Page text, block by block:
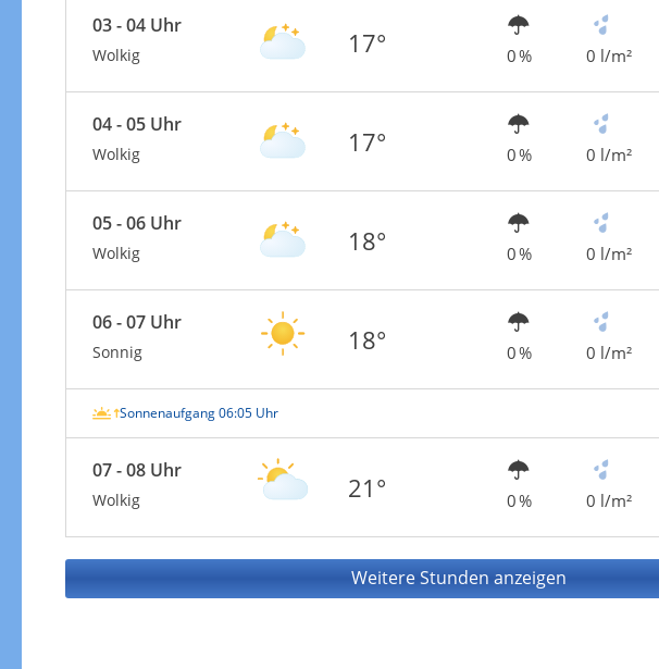
03 - 04 Uhr
Wolkig 17° 0 % 0 l/m²
04 - 05 Uhr
Wolkig 17° 0 % 0 l/m²
05 - 06 Uhr
Wolkig 18° 0 % 0 l/m²
06 - 07 Uhr
Sonnig 18° 0 % 0 l/m²
Sonnenaufgang 06:05 Uhr
07 - 08 Uhr
Wolkig 21° 0 % 0 l/m²
Weitere Stunden anzeigen